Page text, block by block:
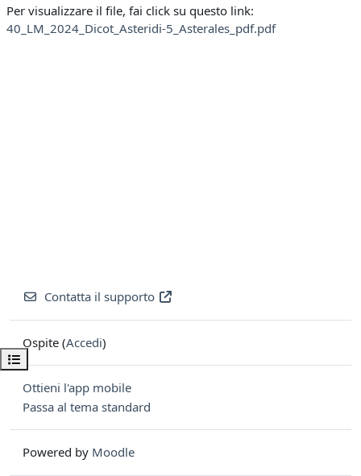
Apri indice del corso
Per visualizzare il file, fai click su questo link:
40_LM_2024_Dicot_Asteridi-5_Asterales_pdf.pdf
Contatta il supporto
Ospite (Accedi)
Ottieni l'app mobile
Passa al tema standard
Powered by Moodle